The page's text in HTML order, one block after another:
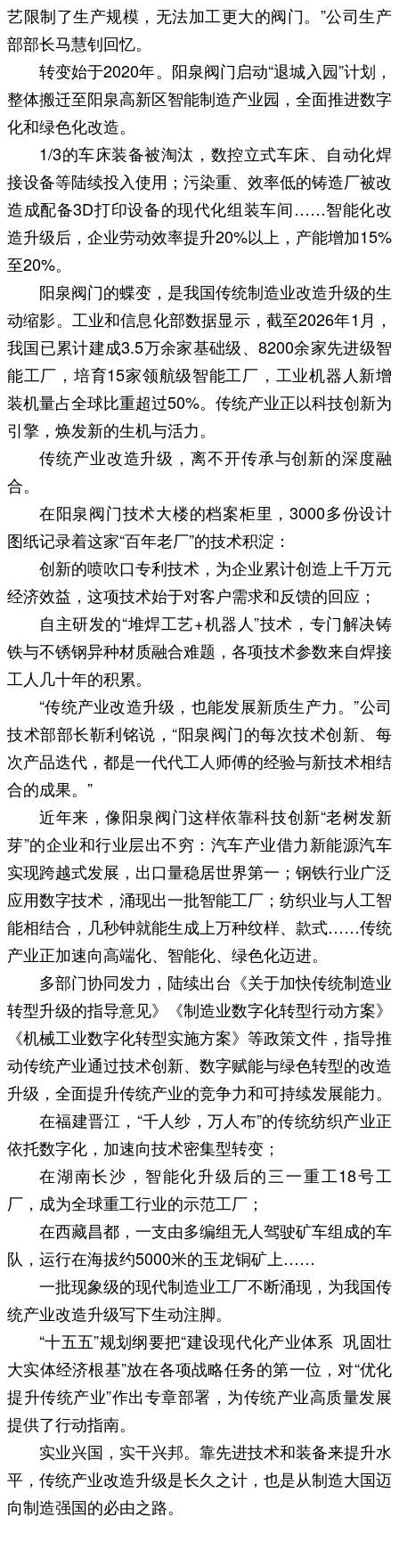
艺限制了生产规模，无法加工更大的阀门。”公司生产
部部长马慧钊回忆。
转变始于2020年。阳泉阀门启动“退城入园”计划，
整体搬迁至阳泉高新区智能制造产业园，全面推进数字
化和绿色化改造。
1/3的车床装备被淘汰，数控立式车床、自动化焊
接设备等陆续投入使用；污染重、效率低的铸造厂被改
造成配备3D打印设备的现代化组装车间……智能化改
造升级后，企业劳动效率提升20%以上，产能增加15%
至20%。
阳泉阀门的蝶变，是我国传统制造业改造升级的生
动缩影。工业和信息化部数据显示，截至2026年1月，
我国已累计建成3.5万余家基础级、8200余家先进级智
能工厂，培育15家领航级智能工厂，工业机器人新增
装机量占全球比重超过50%。传统产业正以科技创新为
引擎，焕发新的生机与活力。
传统产业改造升级，离不开传承与创新的深度融
合。
在阳泉阀门技术大楼的档案柜里，3000多份设计
图纸记录着这家“百年老厂”的技术积淀：
创新的喷吹口专利技术，为企业累计创造上千万元
经济效益，这项技术始于对客户需求和反馈的回应；
自主研发的“堆焊工艺+机器人”技术，专门解决铸
铁与不锈钢异种材质融合难题，各项技术参数来自焊接
工人几十年的积累。
“传统产业改造升级，也能发展新质生产力。”公司
技术部部长靳利铭说，“阳泉阀门的每次技术创新、每
次产品迭代，都是一代代工人师傅的经验与新技术相结
合的成果。”
近年来，像阳泉阀门这样依靠科技创新“老树发新
芽”的企业和行业层出不穷：汽车产业借力新能源汽车
实现跨越式发展，出口量稳居世界第一；钢铁行业广泛
应用数字技术，涌现出一批智能工厂；纺织业与人工智
能相结合，几秒钟就能生成上万种纹样、款式……传统
产业正加速向高端化、智能化、绿色化迈进。
多部门协同发力，陆续出台《关于加快传统制造业
转型升级的指导意见》《制造业数字化转型行动方案》
《机械工业数字化转型实施方案》等政策文件，指导推
动传统产业通过技术创新、数字赋能与绿色转型的改造
升级，全面提升传统产业的竞争力和可持续发展能力。
在福建晋江，“千人纱，万人布”的传统纺织产业正
依托数字化，加速向技术密集型转变；
在湖南长沙，智能化升级后的三一重工18号工
厂，成为全球重工行业的示范工厂；
在西藏昌都，一支由多编组无人驾驶矿车组成的车
队，运行在海拔约5000米的玉龙铜矿上……
一批现象级的现代制造业工厂不断涌现，为我国传
统产业改造升级写下生动注脚。
“十五五”规划纲要把“建设现代化产业体系 巩固壮
大实体经济根基”放在各项战略任务的第一位，对“优化
提升传统产业”作出专章部署，为传统产业高质量发展
提供了行动指南。
实业兴国，实干兴邦。靠先进技术和装备来提升水
平，传统产业改造升级是长久之计，也是从制造大国迈
向制造强国的必由之路。